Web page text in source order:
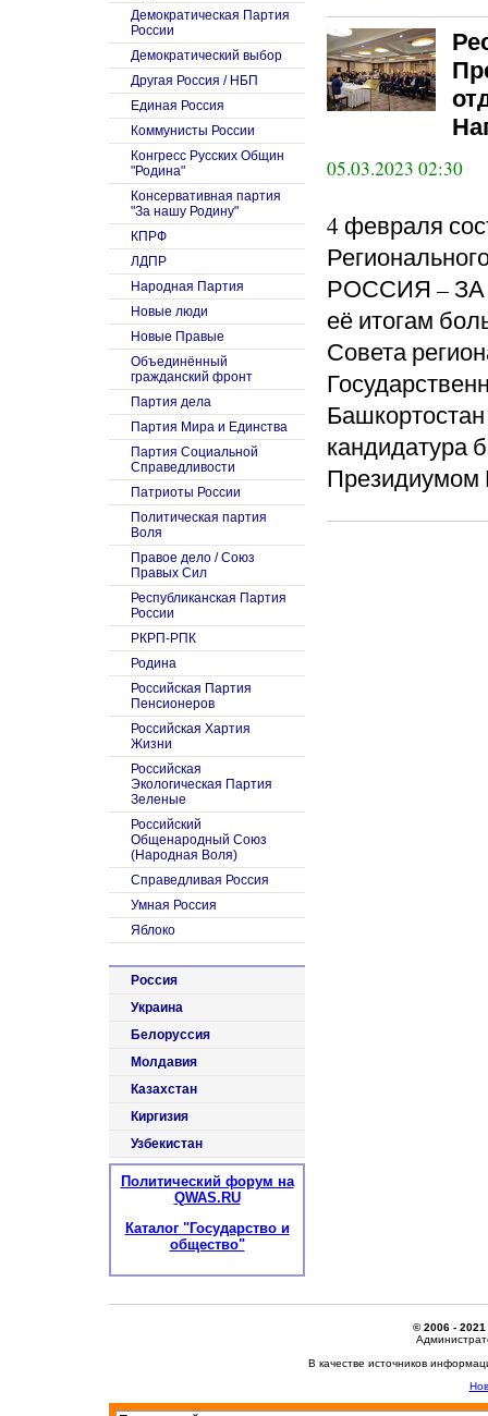
05.03.2023 02:30
4 февраля
РОССИЯ – ЗА
её итогам
Совета
кандидатура
Президиумом
Демократическая Партия
России
Демократический выбор
Другая Россия / НБП
Единая Россия
Коммунисты России
Конгресс Русских Общин
"Родина"
Консервативная партия
"За нашу Родину"
КПРФ
ЛДПР
Народная Партия
Новые люди
Новые Правые
Объединённый
гражданский фронт
Партия дела
Партия Мира и Единства
Партия Социальной
Справедливости
Патриоты России
Политическая партия
Воля
Правое дело / Союз
Правых Сил
Республиканская Партия
России
РКРП-РПК
Родина
Российская Партия
Пенсионеров
Российская Хартия
Жизни
Российская
Экологическая Партия
Зеленые
Российский
Общенародный Союз
(Народная Воля)
Справедливая Россия
Умная Россия
Яблоко
Россия
Украина
Белоруссия
Молдавия
Казахстан
Киргизия
Узбекистан
Политический форум на
QWAS.RU
Каталог "Государство и
общество"
© 2006 - 2021
В качестве источников